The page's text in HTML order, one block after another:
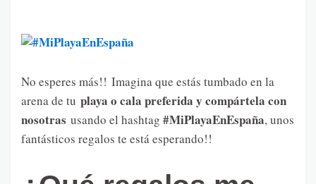
No esperes más!! Imagina que estás tumbado en la
arena de tu playa o cala preferida y compártela con
nosotras usando el hashtag #MiPlayaEnEspaña, unos
fantásticos regalos te está esperando!!